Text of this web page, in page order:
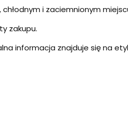
i zaciemnionym
zakupu.
informacja znajduje się na